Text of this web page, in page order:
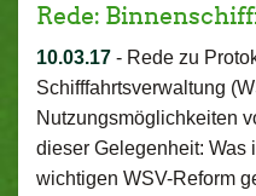
Rede:
10.03.17 - Rede zu
Schifffahrtsverwaltung
Nutzungsmöglichkeiten
dieser Gelegenheit: Was
wichtigen WSV-Reform